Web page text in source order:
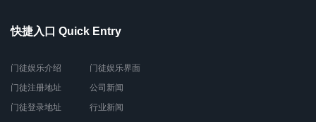
快捷入口 Quick Entry
门徒娱乐介绍
门徒注册地址
门徒登录地址
门徒娱乐界面
公司新闻
行业新闻